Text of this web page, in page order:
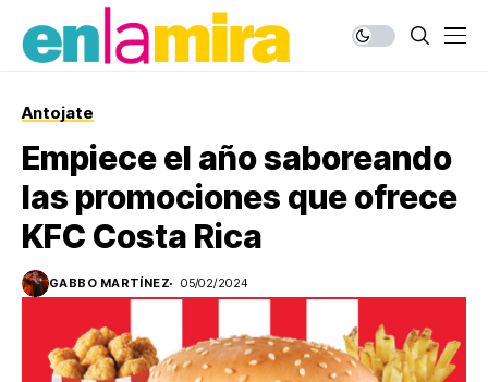
Antojate
Empiece el año saboreando
las promociones que ofrece
KFC Costa Rica
GABBO MARTÍNEZ 05/02/2024